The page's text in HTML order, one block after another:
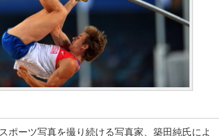
ポーツ写真を撮り続ける写真家、築田純氏によ